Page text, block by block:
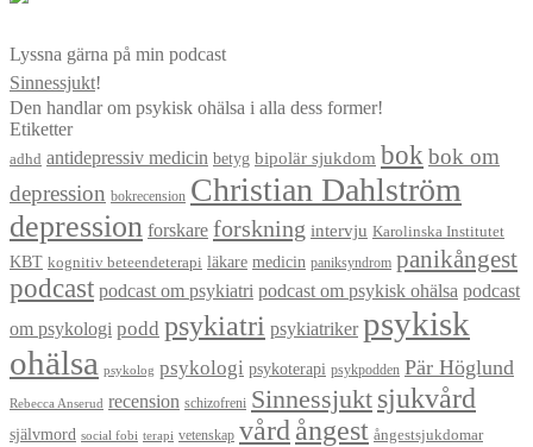
Lyssna gärna på min podcast
Sinnessjukt!
Den handlar om psykisk ohälsa i alla dess former!
Etiketter
adhd antidepressiv medicin betyg bipolär sjukdom bok bok om
depression bokrecension Christian Dahlström
depression forskare forskning intervju Karolinska Institutet
KBT kognitiv beteendeterapi läkare medicin paniksyndrom panikångest
podcast podcast om psykiatri podcast om psykisk ohälsa podcast
om psykologi podd psykiatri psykiatriker psykisk
ohälsa psykolog psykologi psykoterapi psykpodden Pär Höglund
Rebecca Anserud recension schizofreni Sinnessjukt sjukvård
självmord social fobi terapi vetenskap vård ångest ångestsjukdomar